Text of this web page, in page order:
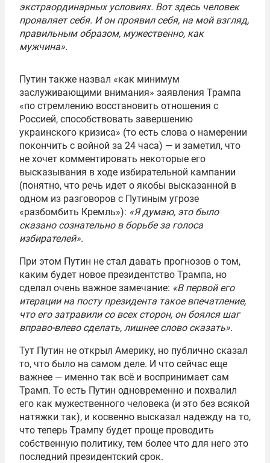
экстраординарных условиях. Вот здесь человек
проявляет себя. И он проявил себя, на мой взгляд,
правильным образом, мужественно, как
мужчина».
Путин также назвал «как минимум
заслуживающими внимания» заявления Трампа
«по стремлению восстановить отношения с
Россией, способствовать завершению
украинского кризиса» (то есть слова о намерении
покончить с войной за 24 часа) — и заметил, что
не хочет комментировать некоторые его
высказывания в ходе избирательной кампании
(понятно, что речь идет о якобы высказанной в
одном из разговоров с Путиным угрозе
«разбомбить Кремль»): «Я думаю, это было
сказано сознательно в борьбе за голоса
избирателей».
При этом Путин не стал давать прогнозов о том,
каким будет новое президентство Трампа, но
сделал очень важное замечание: «В первой его
итерации на посту президента такое впечатление,
что его затравили со всех сторон, он боялся шаг
вправо-влево сделать, лишнее слово сказать».
Тут Путин не открыл Америку, но публично сказал
то, что было на самом деле. И что сейчас еще
важнее — именно так всё и воспринимает сам
Трамп. То есть Путин одновременно и похвалил
его как мужественного человека (и это без всякой
натяжки так), и косвенно высказал надежду на то,
что теперь Трампу будет проще проводить
собственную политику, тем более что для него это
последний президентский срок.